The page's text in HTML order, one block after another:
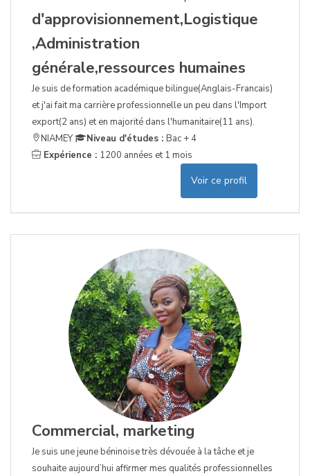
d'approvisionnement,Logistique
,Administration
générale,ressources humaines
Je suis de formation académique bilingue(Anglais-Francais)
et j'ai fait ma carrière professionnelle un peu dans l'Import
export(2 ans) et en majorité dans l'humanitaire(11 ans).
NIAMEY
Niveau d'études : Bac + 4
Expérience : 1200 années et 1 mois
Voir ce profil
Commercial, marketing
Je suis une jeune béninoise très dévouée à la tâche et je
souhaite aujourd’hui affirmer mes qualités professionnelles